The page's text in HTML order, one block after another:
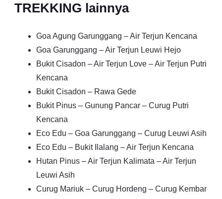
TREKKING lainnya
Goa Agung Garunggang – Air Terjun Kencana
Goa Garunggang – Air Terjun Leuwi Hejo
Bukit Cisadon – Air Terjun Love – Air Terjun Putri
Kencana
Bukit Cisadon – Rawa Gede
Bukit Pinus – Gunung Pancar – Curug Putri
Kencana
Eco Edu – Goa Garunggang – Curug Leuwi Asih
Eco Edu – Bukit Ilalang – Air Terjun Kencana
Hutan Pinus – Air Terjun Kalimata – Air Terjun
Leuwi Asih
Curug Mariuk – Curug Hordeng – Curug Kembar